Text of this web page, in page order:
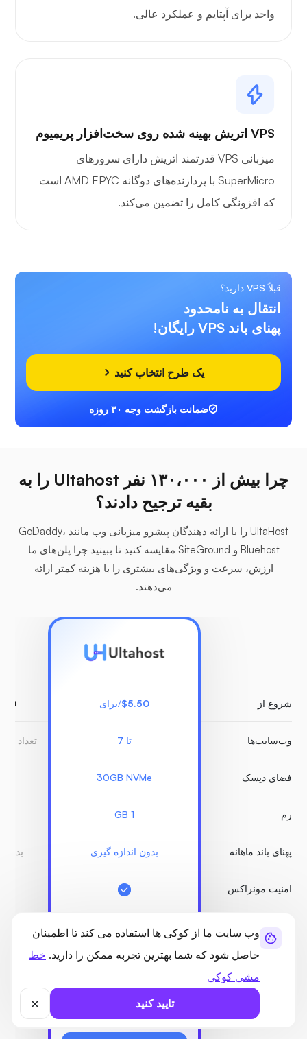
وب سایت ما از کوکی ها استفاده می کند تا اطمینان
حاصل شود که شما بهترین تجربه ممکن را دارید. خط
مشی کوکی
تایید کنید
واحد برای آپتایم و عملکرد عالی.
VPS اتریش بهینه شده روی سخت‌افزار پریمیوم
میزبانی VPS قدرتمند اتریش دارای سرورهای
SuperMicro با پردازنده‌های دوگانه AMD EPYC است
که افزونگی کامل را تضمین می‌کند.
قبلاً VPS دارید؟
انتقال به نامحدود
پهنای باند VPS رایگان!
یک طرح انتخاب کنید
ضمانت بازگشت وجه ۳۰ روزه
چرا بیش از ۱۳۰،۰۰۰ نفر Ultahost را به
بقیه ترجیح دادند؟
UltaHost را با ارائه دهندگان پیشرو میزبانی وب مانند GoDaddy،
Bluehost و SiteGround مقایسه کنید تا ببینید چرا پلن‌های ما
ارزش، سرعت و ویژگی‌های بیشتری را با هزینه کمتر ارائه
می‌دهند.
شروع از
وب‌سایت‌ها
فضای دیسک
رم
پهنای باند ماهانه
امنیت مونراکس
عکس های فوری
پشتیبان گیری رایگان
$5.50/برای
تا 7
30GB NVMe
1 GB
بدون اندازه گیری
نامحدود
تعداد
بدون